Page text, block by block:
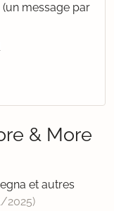
(un message par
& More
et autres
2025)